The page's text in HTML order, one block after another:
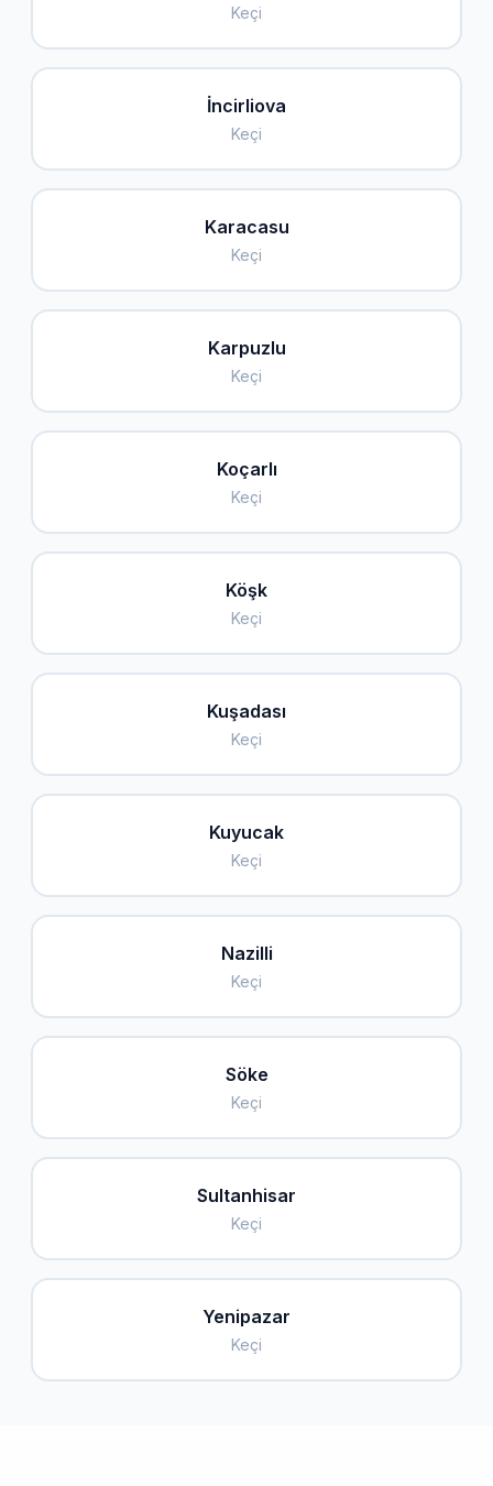
Keçi
İncirliova
Keçi
Karacasu
Keçi
Karpuzlu
Keçi
Koçarlı
Keçi
Köşk
Keçi
Kuşadası
Keçi
Kuyucak
Keçi
Nazilli
Keçi
Söke
Keçi
Sultanhisar
Keçi
Yenipazar
Keçi